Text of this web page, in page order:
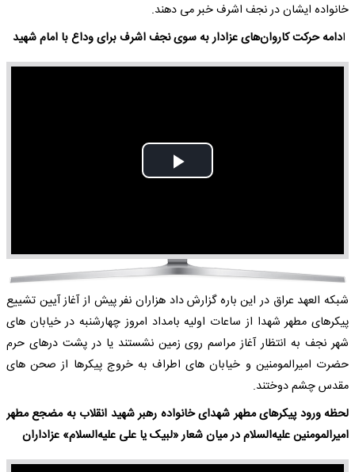
خانواده ایشان در نجف اشرف خبر می دهند.
ادامه حرکت کاروان‌های عزادار به سوی نجف اشرف برای وداع با امام شهید
Play
شبکه العهد عراق در این باره گزارش داد هزاران نفر پیش از آغاز آیین تشییع
پیکرهای مطهر شهدا از ساعات اولیه بامداد امروز چهارشنبه در خیابان های
شهر نجف به انتظار آغاز مراسم روی زمین نشستند یا در پشت درهای حرم
حضرت امیرالمومنین و خیابان های اطراف به خروج پیکرها از صحن های
مقدس چشم دوختند.
لحظه ورود پیکرهای مطهر شهدای خانواده رهبر شهید انقلاب به مضجع مطهر
امیرالمومنین علیه‌السلام در میان شعار «لبیک یا علی علیه‌السلام» عزاداران